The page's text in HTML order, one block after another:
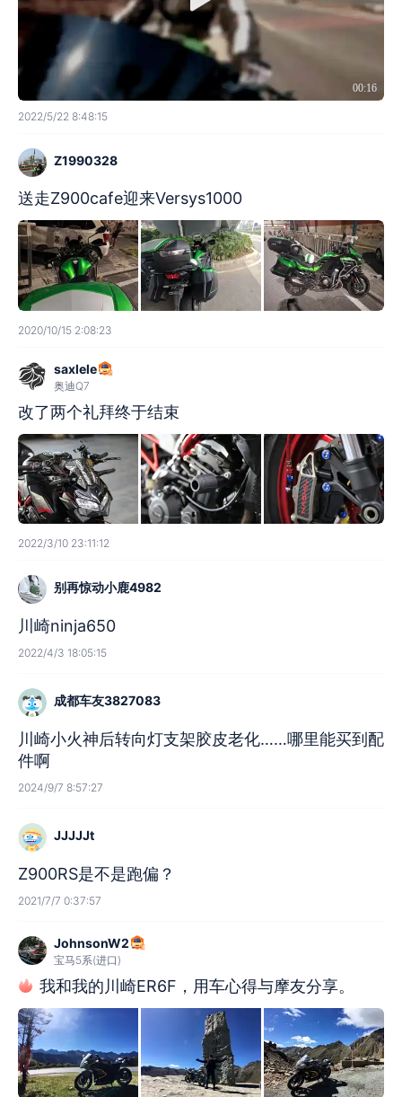
00:16
2022/5/22 8:48:15
Z1990328
送走Z900cafe迎来Versys1000
2020/10/15 2:08:23
saxlele
奥迪Q7
改了两个礼拜终于结束
2022/3/10 23:11:12
别再惊动小鹿4982
川崎ninja650
2022/4/3 18:05:15
成都车友3827083
川崎小火神后转向灯支架胶皮老化……哪里能买到配
件啊
2024/9/7 8:57:27
JJJJJt
Z900RS是不是跑偏？
2021/7/7 0:37:57
JohnsonW2
宝马5系(进口)
我和我的川崎ER6F，用车心得与摩友分享。